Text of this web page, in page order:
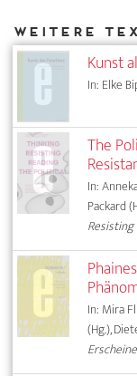
Kunst
In: Elke
The
In:
Packard
In: Mira
(Hg.),